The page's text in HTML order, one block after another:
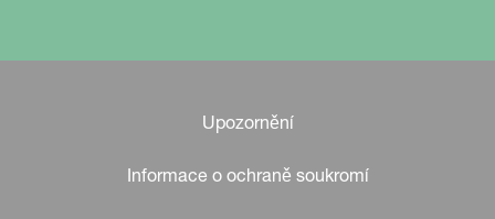
Upozornění
Informace o ochraně soukromí